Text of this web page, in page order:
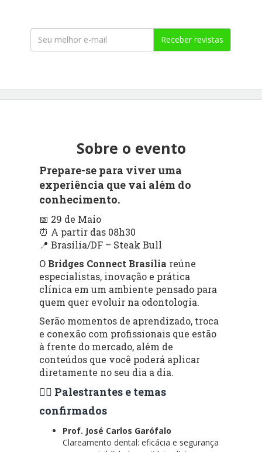
Receber revistas
Sobre o evento
Prepare-se para viver uma
experiência que vai além do
conhecimento.
📅 29 de Maio
⏰ A partir das 08h30
📍 Brasília/DF – Steak Bull
O Bridges Connect Brasília reúne
especialistas, inovação e prática
clínica em um ambiente pensado para
quem quer evoluir na odontologia.
Serão momentos de aprendizado, troca
e conexão com profissionais que estão
à frente do mercado, além de
conteúdos que você poderá aplicar
diretamente no seu dia a dia.
👨‍⚕️ Palestrantes e temas
confirmados
Prof. José Carlos Garófalo
Clareamento dental: eficácia e segurança